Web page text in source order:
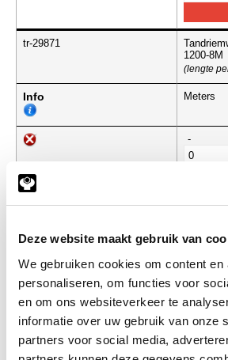
Deze website maakt gebruik van
We gebruiken cookies om content en
personaliseren, om functies voor
en om ons websiteverkeer te
informatie over uw gebruik van onze
partners voor social media,
tr-29871
1200-8M
(lengte
Info Meters
-
tr-29872
(lengte
Info Meters
-